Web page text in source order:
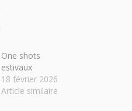
One shots
estivaux
18 février 2026
Article similaire